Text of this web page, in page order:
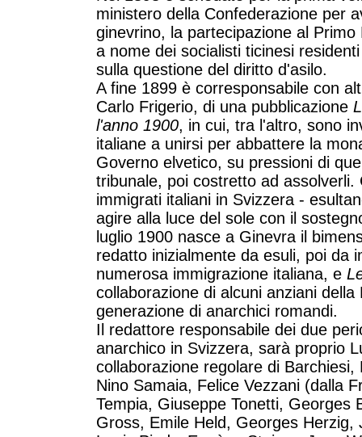
ministero della Confederazione per
ginevrino, la partecipazione al
a nome dei socialisti ticinesi
sulla questione del diritto d'asilo.
A fine 1899 è corresponsabile con
Carlo Frigerio, di una pubblicazione
l'anno 1900, in cui, tra l'altro, sono
italiane a unirsi per abbattere la
Governo elvetico, su pressioni di
tribunale, poi costretto ad
immigrati italiani in Svizzera -
agire alla luce del sole con il
luglio 1900 nasce a Ginevra il
redatto inizialmente da esuli, poi da
numerosa immigrazione italiana, e
collaborazione di alcuni anziani
generazione di anarchici romandi.
Il redattore responsabile dei due
anarchico in Svizzera, sarà proprio
collaborazione regolare di
Nino Samaia, Felice Vezzani (dalla
Tempia, Giuseppe Tonetti, Georges
Gross, Emile Held, Georges